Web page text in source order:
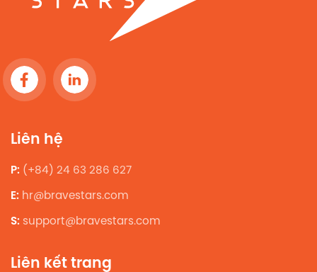
Liên hệ
P: (+84) 24 63 286 627
E: hr@bravestars.com
S: support@bravestars.com
Liên kết trang